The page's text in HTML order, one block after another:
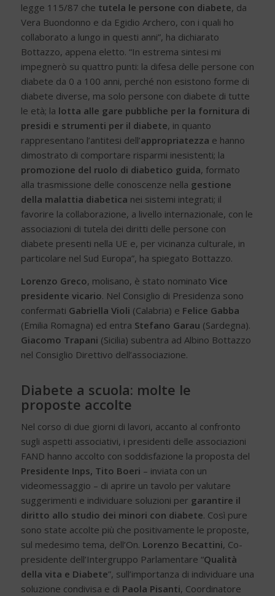
legge 115/87 che tutela le persone con diabete, da
Vera Buondonno e da Egidio Archero, con i quali ho
collaborato a lungo in questi anni”, ha dichiarato
Bottazzo, appena eletto. “In estrema sintesi mi
impegnerò su quattro punti: la difesa delle persone con
diabete da 0 a 100 anni, perché non esistono forme di
diabete diverse, ma solo persone con diabete di tutte
le età; la lotta alle gare pubbliche per la fornitura di
presidi e strumenti per il diabete, in quanto
rappresentano l’antitesi dell’appropriatezza e hanno
dimostrato di comportare risparmi inesistenti; la
promozione del ruolo di diabetico guida, formato
alla trasmissione delle conoscenze nella gestione
della malattia diabetica nei sistemi integrati; il
favorire la collaborazione, a livello internazionale, con le
associazioni di tutela dei diritti delle persone con
diabete presenti nella UE e, per vicinanza culturale, in
particolare nel Sud Europa”, ha spiegato Bottazzo.
Lorenzo Greco, molisano, è stato nominato Vice
presidente vicario. Nel Consiglio di Presidenza sono
confermati Gabriella Violi (Calabria) e Felice Gabba
(Emilia Romagna) ed entra Stefano Garau (Sardegna).
Giacomo Trapani (Sicilia) subentra ad Albino Bottazzo
nel Consiglio Direttivo dell’associazione.
Diabete a scuola: molte le
proposte accolte
Nel corso di due giorni di lavori, accanto al confronto
sugli aspetti associativi, i presidenti delle associazioni
FAND hanno accolto con soddisfazione la proposta del
Presidente Inps, Tito Boeri – inviata con un
videomessaggio – di aprire un tavolo per valutare
suggerimenti e individuare soluzioni per garantire il
diritto allo studio dei minori con diabete. Così pure
sono state accolte più che positivamente le proposte,
sul medesimo tema, dell’On. Lorenzo Becattini, Co-
presidente dell’Intergruppo Parlamentare “Qualità
della vita e Diabete”, sull’importanza di individuare una
soluzione condivisa e di Paola Pisanti, Coordinatore